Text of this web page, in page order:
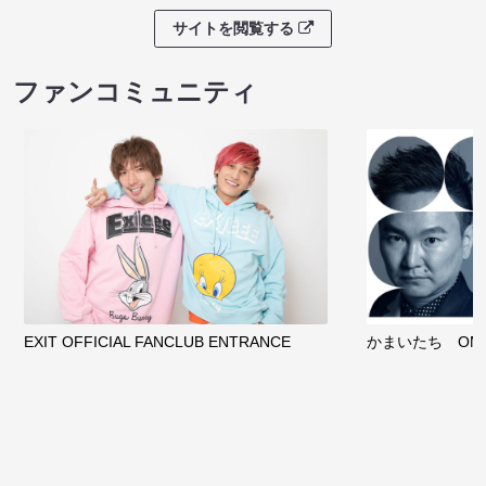
サイトを閲覧する
ファンコミュニティ
EXIT OFFICIAL FANCLUB ENTRANCE かまいたち